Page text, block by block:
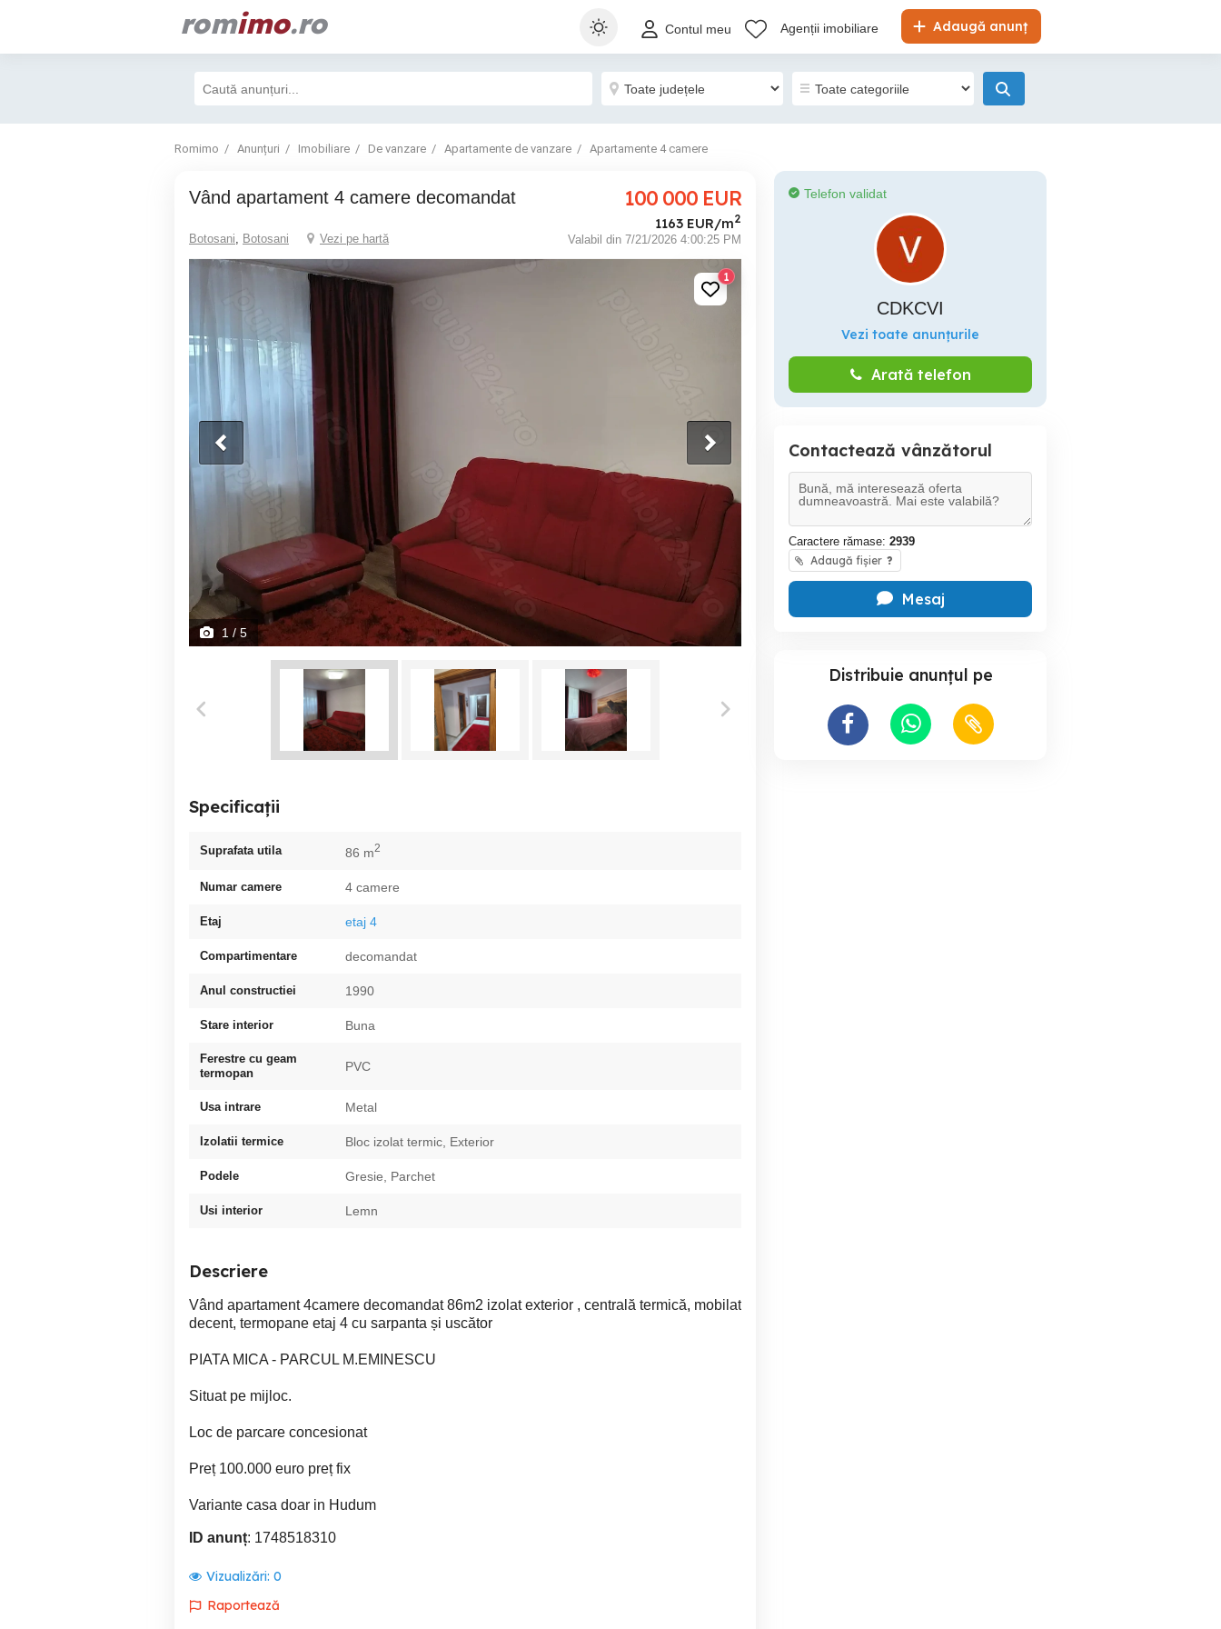
romimo.ro Adaugă anunț
Contul meu Agenții imobiliare
Romimo Anunțuri Imobiliare De vanzare Apartamente de vanzare Apartamente 4 camere
Vând apartament 4 camere decomandat 100 000 EUR
1163 EUR/m2
Botosani
Botosani Vezi pe hartă Valabil din 7/21/2026 4:00:25 PM
1
1 / 5
Specificații
Suprafata utila 86 m2
Numar camere 4 camere
Etaj etaj 4
Compartimentare decomandat
Anul constructiei 1990
Stare interior Buna
Ferestre cu geam
termopan
PVC
Usa intrare Metal
Izolatii termice Bloc izolat termic, Exterior
Podele Gresie, Parchet
Usi interior Lemn
Descriere
Vând apartament 4camere decomandat 86m2 izolat exterior , centrală termică, mobilat
decent, termopane etaj 4 cu sarpanta și uscător
PIATA MICA - PARCUL M.EMINESCU
Situat pe mijloc.
Loc de parcare concesionat
Preț 100.000 euro preț fix
Variante casa doar in Hudum
ID anunț: 1748518310
Vizualizări: 0
Raportează
Telefon validat
CDKCVI
Vezi toate anunțurile
Arată telefon
Contactează vânzătorul
Caractere rămase: 2939
Adaugă fișier ?
Mesaj
Distribuie anunțul pe